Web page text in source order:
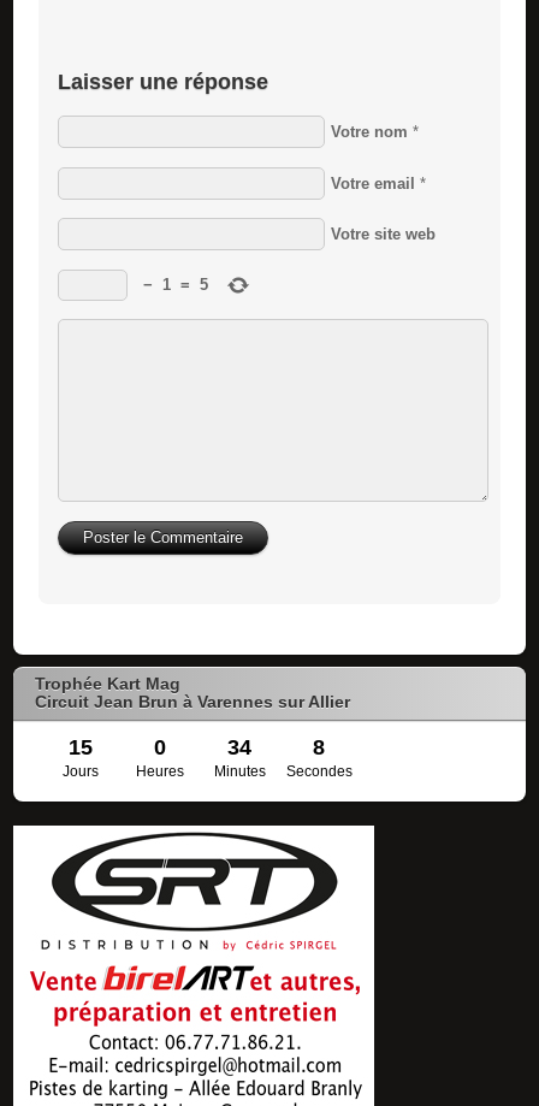
Laisser une réponse
Votre nom *
Votre email *
Votre site web
− 1 = 5
Trophée Kart Mag
Circuit Jean Brun à Varennes sur Allier
15 0 34 8
Jours Heures Minutes Secondes